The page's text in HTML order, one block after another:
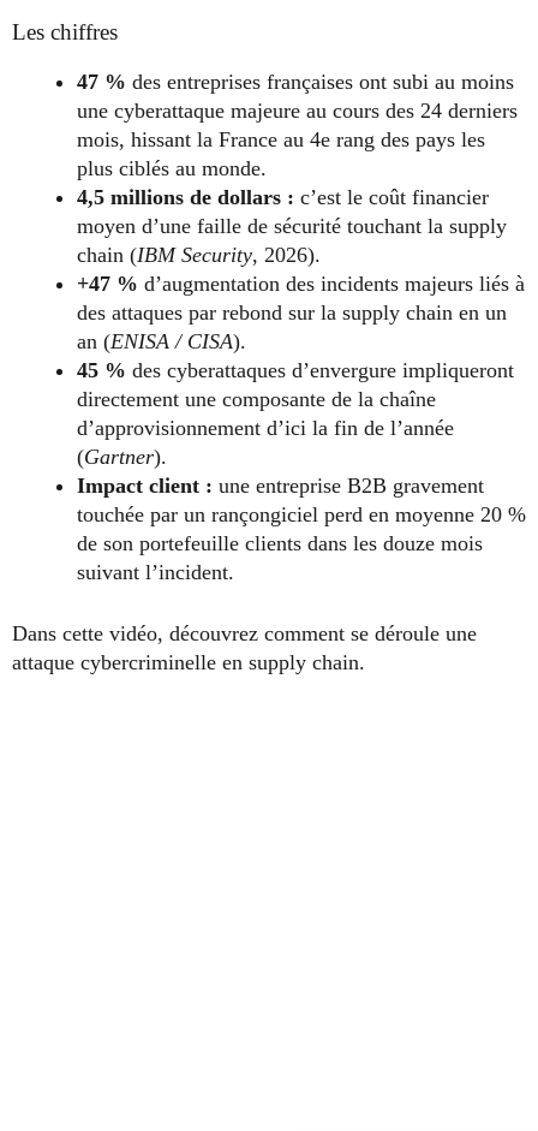
Les chiffres
47 % des entreprises françaises ont subi au moins
une cyberattaque majeure au cours des 24 derniers
mois, hissant la France au 4e rang des pays les
plus ciblés au monde.
4,5 millions de dollars : c’est le coût financier
moyen d’une faille de sécurité touchant la supply
chain (IBM Security, 2026).
+47 % d’augmentation des incidents majeurs liés à
des attaques par rebond sur la supply chain en un
an (ENISA / CISA).
45 % des cyberattaques d’envergure impliqueront
directement une composante de la chaîne
d’approvisionnement d’ici la fin de l’année
(Gartner).
Impact client : une entreprise B2B gravement
touchée par un rançongiciel perd en moyenne 20 %
de son portefeuille clients dans les douze mois
suivant l’incident.
Dans cette vidéo, découvrez comment se déroule une
attaque cybercriminelle en supply chain.